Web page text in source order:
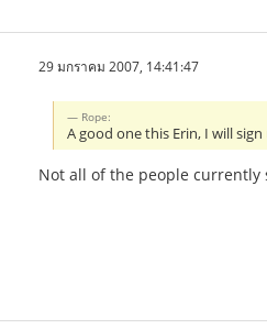
29 มกราคม 2007, 14:41:47
Rope:
A good one this Erin, I will
Not all of the people currently